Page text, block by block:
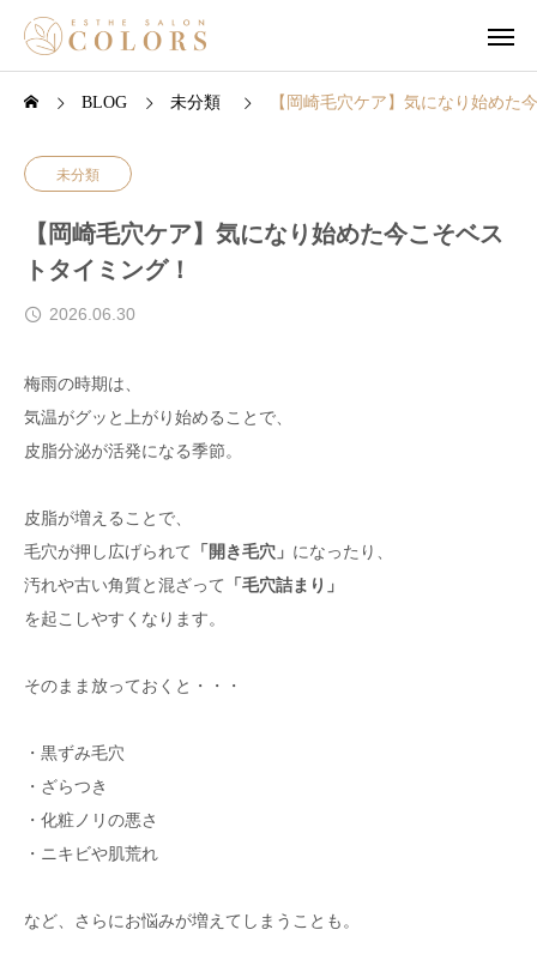
BLOG 未分類 【岡崎毛穴ケア】気になり始めた
未分類
【岡崎毛穴ケア】気になり始めた今こそベス
トタイミング！
2026.06.30
梅雨の時期は、
気温がグッと上がり始めることで、
皮脂分泌が活発になる季節。
皮脂が増えることで、
毛穴が押し広げられて
「開き毛穴」 になったり、
汚れや古い角質と混ざって
「毛穴詰まり」
を起こしやすくなります。
そのまま放っておくと・・・
・黒ずみ毛穴
・ざらつき
・化粧ノリの悪さ
・ニキビや肌荒れ
など、さらにお悩みが増えてしまうことも。